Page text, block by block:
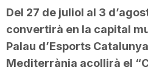
Del 27 de juliol al 3
convertirà en la capital
Palau d’Esports
Mediterrània acollirà el